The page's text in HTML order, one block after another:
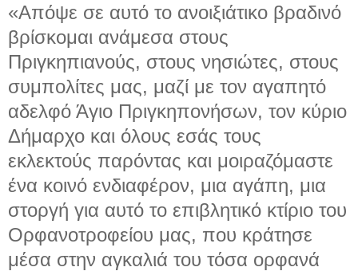
«Απόψε σε αυτό το ανοιξιάτικο βραδινό
βρίσκομαι ανάμεσα στους
Πριγκηπιανούς, στους νησιώτες, στους
συμπολίτες μας, μαζί με τον αγαπητό
αδελφό Άγιο Πριγκηπονήσων, τον κύριο
Δήμαρχο και όλους εσάς τους
εκλεκτούς παρόντας και μοιραζόμαστε
ένα κοινό ενδιαφέρον, μια αγάπη, μια
στοργή για αυτό το επιβλητικό κτίριο του
Ορφανοτροφείου μας, που κράτησε
μέσα στην αγκαλιά του τόσα ορφανά